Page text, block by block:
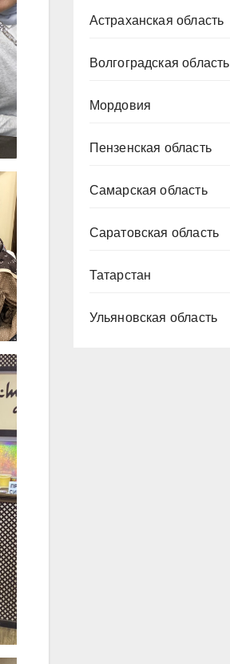
Астраханская область
Волгоградская область
Мордовия
Пензенская область
Самарская область
Саратовская область
Татарстан
Ульяновская область